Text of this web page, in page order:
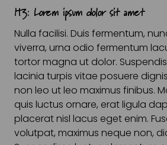
H3: Lorem ipsum dolor sit amet
Nulla facilisi. Duis fermentum,
viverra, urna odio fermentum
tortor magna ut dolor.
lacinia turpis vitae posuere
non leo ut leo maximus finibus.
quis luctus ornare, erat ligula
placerat nisl lacus eget enim.
volutpat, maximus neque non,